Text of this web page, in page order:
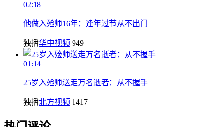
02:18
他做入殓师16年：逢年过节从不出门
独播华中视频 949
01:14
25岁入殓师送走万名逝者：从不握手
独播北方视频 1417